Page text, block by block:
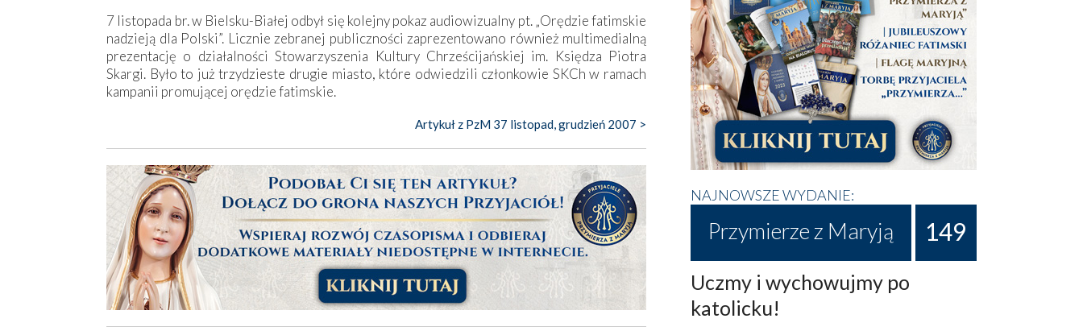
7 listopada br. w Bielsku-Białej odbył się kolejny pokaz audiowizualny pt. „Orędzie fatimskie
nadzieją dla Polski”. Licznie zebranej publiczności zaprezentowano również multimedialną
prezentację o działalności Stowarzyszenia Kultury Chrześcijańskiej im. Księdza Piotra
Skargi. Było to już trzydzieste drugie miasto, które odwiedzili członkowie SKCh w ramach
kampanii promującej orędzie fatimskie.
Artykuł z PzM 37 listopad, grudzień 2007 >
NAJNOWSZE WYDANIE:
Przymierze z Maryją 149
Uczmy i wychowujmy po
katolicku!